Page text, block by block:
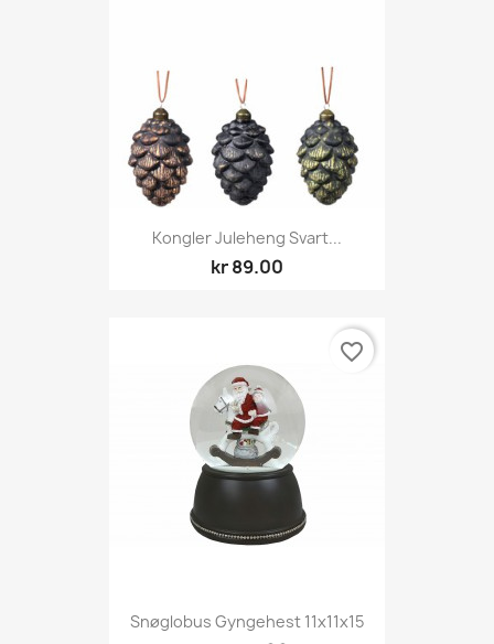
Kongler Juleheng Svart...
kr 89.00
Snøglobus Gyngehest 11x11x15
favorite_border